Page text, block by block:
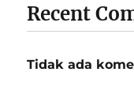
Recent
Tidak ada